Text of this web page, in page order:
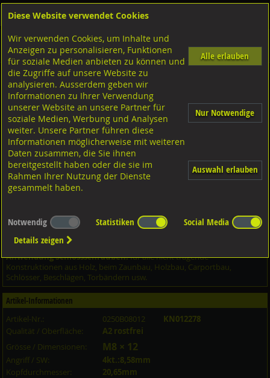
Shop Schrauben Diverse Schrauben
M-Gewinde
Diverse Ausführungen M-GewindeFlachrundschrauben A2 rostfrei
Flachrundschrauben mit 4kt. ohne MU, DIN603 A2
rostfrei M8x12
Anwendung Schlossschrauben:für alle nicht tragende
Konstruktionen aus Holz, beim Zaunbau, Holzbau, Carportbau,
Schlösser, Beschlägen, Torbändern usw.
Artikel-Informationen
Artikel-Nr.:
0250B08012
KN012278
Qualität / Oberfläche:
A2 rostfrei
Grösse / Dimensionen:
M8 × 12
Angriff / SW:
4kt.:8,58mm
Kopfdurchmesser:
20,65mm
Diese Website verwendet Cookies
Wir verwenden Cookies, um Inhalte und
Anzeigen zu personalisieren, Funktionen
für soziale Medien anbieten zu können und
die Zugriffe auf unsere Website zu
analysieren. Ausserdem geben wir
Informationen zu Ihrer Verwendung
unserer Website an unsere Partner für
soziale Medien, Werbung und Analysen
weiter. Unsere Partner führen diese
Informationen möglicherweise mit weiteren
Daten zusammen, die Sie ihnen
bereitgestellt haben oder die sie im
Rahmen Ihrer Nutzung der Dienste
gesammelt haben.
Alle erlauben
Nur Notwendige
Auswahl erlauben
Notwendig Statistiken
Social Media
Details zeigen